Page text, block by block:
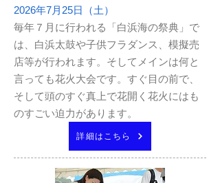
2026年7月25日（土）
毎年７月に行われる「白浜海の祭典」で
は、白浜太鼓や子供フラダンス、模擬売
店等が行われます。そしてメインは何と
言っても花火大会です。すぐ目の前で、
そして頭のすぐ真上で花開く花火にはも
のすごい迫力があります。
詳細はこちら